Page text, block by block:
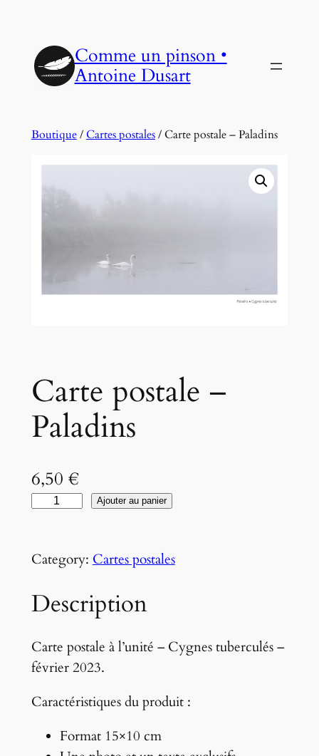
contenu
Comme un pinson •
Antoine Dusart
Boutique/Cartes postales/ Carte postale – Paladins
Carte postale –
Paladins
6,50 €
n
i
é
d
C
Ajouter au panier
Category:Cartes postales
Description
Carte postale à l’unité – Cygnes tuberculés –
février 2023.
Caractéristiques du produit :
Format 15×10 cm